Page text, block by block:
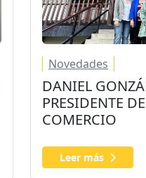
Novedades
DANIEL
PRESIDENTE
COMERCIO
Leer más